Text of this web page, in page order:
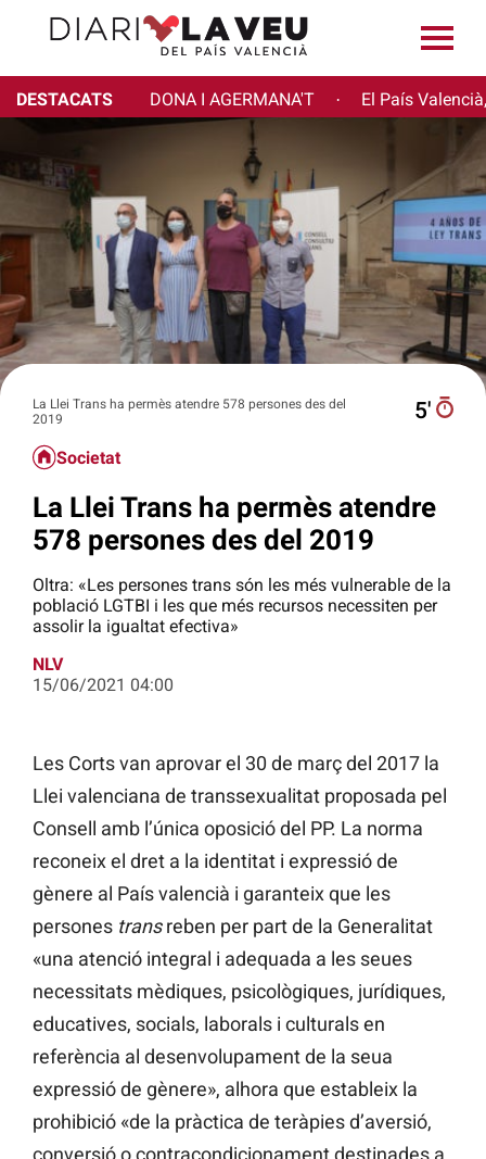
DESTACATS DONA I AGERMANA'T · El País
La Llei Trans ha permès atendre 578 persones des del
2019
5′
Societat
La Llei Trans ha permès atendre
578 persones des del 2019
Oltra: «Les persones trans són les més vulnerable de la
població LGTBI i les que més recursos necessiten per
assolir la igualtat efectiva»
NLV
15/06/2021 04:00
Les Corts van aprovar el 30 de març del 2017 la
Llei valenciana de transsexualitat proposada pel
Consell amb l’única oposició del PP. La norma
reconeix el dret a la identitat i expressió de
gènere al País valencià i garanteix que les
persones transreben per part de la Generalitat
«una atenció integral i adequada a les seues
necessitats mèdiques, psicològiques, jurídiques,
educatives, socials, laborals i culturals en
referència al desenvolupament de la seua
expressió de gènere», alhora que estableix la
prohibició «de la pràctica de teràpies d’aversió,
conversió o contracondicionament destinades a